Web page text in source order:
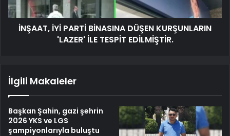
İNŞAAT, İYİ PARTİ BİNASINA DÜŞEN KURŞUNLARIN
'LAZER' İLE TESPİT EDİLMİŞTİR.
İlgili Makaleler
Başkan Şahin, gazi şehrin
2026 YKS ve LGS
şampiyonlarıyla buluştu